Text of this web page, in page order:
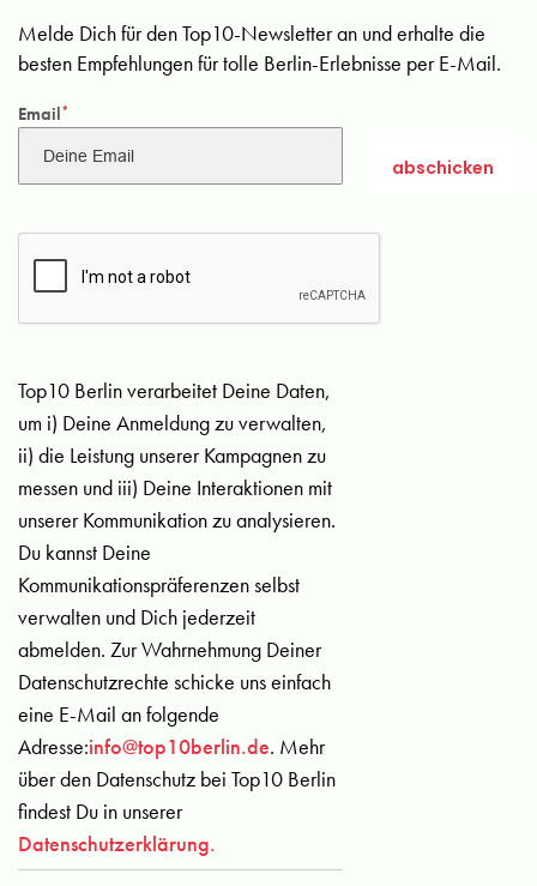
Melde Dich für den Top10-Newsletter an und erhalte die
besten Empfehlungen für tolle Berlin-Erlebnisse per E-Mail.
Email*
Top10 Berlin verarbeitet Deine Daten,
um i) Deine Anmeldung zu verwalten,
ii) die Leistung unserer Kampagnen zu
messen und iii) Deine Interaktionen mit
unserer Kommunikation zu analysieren.
Du kannst Deine
Kommunikationspräferenzen selbst
verwalten und Dich jederzeit
abmelden. Zur Wahrnehmung Deiner
Datenschutzrechte schicke uns einfach
eine E-Mail an folgende
Adresse:info@top10berlin.de. Mehr
über den Datenschutz bei Top10 Berlin
findest Du in unserer
Datenschutzerklärung.